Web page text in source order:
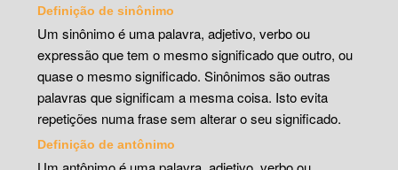
Definição de sinônimo
Um sinônimo é uma palavra, adjetivo, verbo ou
expressão que tem o mesmo significado que outro, ou
quase o mesmo significado. Sinônimos são outras
palavras que significam a mesma coisa. Isto evita
repetições numa frase sem alterar o seu significado.
Definição de antônimo